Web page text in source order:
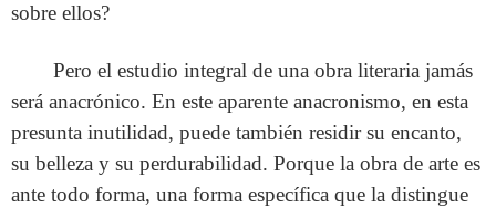
sobre ellos?
Pero el estudio integral de una obra literaria jamás
será anacrónico. En este aparente anacronismo, en esta
presunta inutilidad, puede también residir su encanto,
su belleza y su perdurabilidad. Porque la obra de arte es
ante todo forma, una forma específica que la distingue